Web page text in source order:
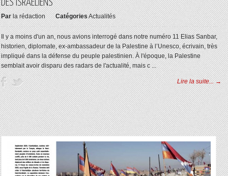
DES ISRAÉLIENS”
Par la rédaction CatégoriesActualités
Il y a moins d'un an, nous avions interrogé dans notre numéro 11 Elias Sanbar,
historien, diplomate, ex-ambassadeur de la Palestine à l’Unesco, écrivain, très
impliqué dans la défense du peuple palestinien. À l'époque, la Palestine
semblait avoir disparu des radars de l'actualité, mais c ...
Lire la suite... →